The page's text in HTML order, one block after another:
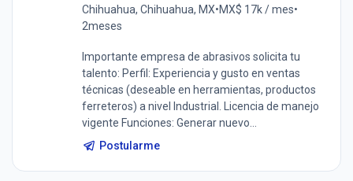
Chihuahua, Chihuahua, MX•MX$ 17k / mes•
2meses
Importante empresa de abrasivos solicita tu
talento: Perfil: Experiencia y gusto en ventas
técnicas (deseable en herramientas, productos
ferreteros) a nivel Industrial. Licencia de manejo
vigente Funciones: Generar nuevo...
Postularme